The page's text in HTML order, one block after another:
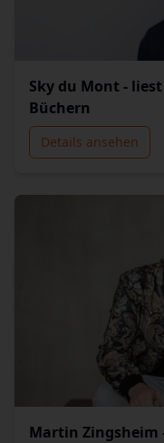
Sky du Mont -
Büchern
Details ansehen
Martin Zingsheim